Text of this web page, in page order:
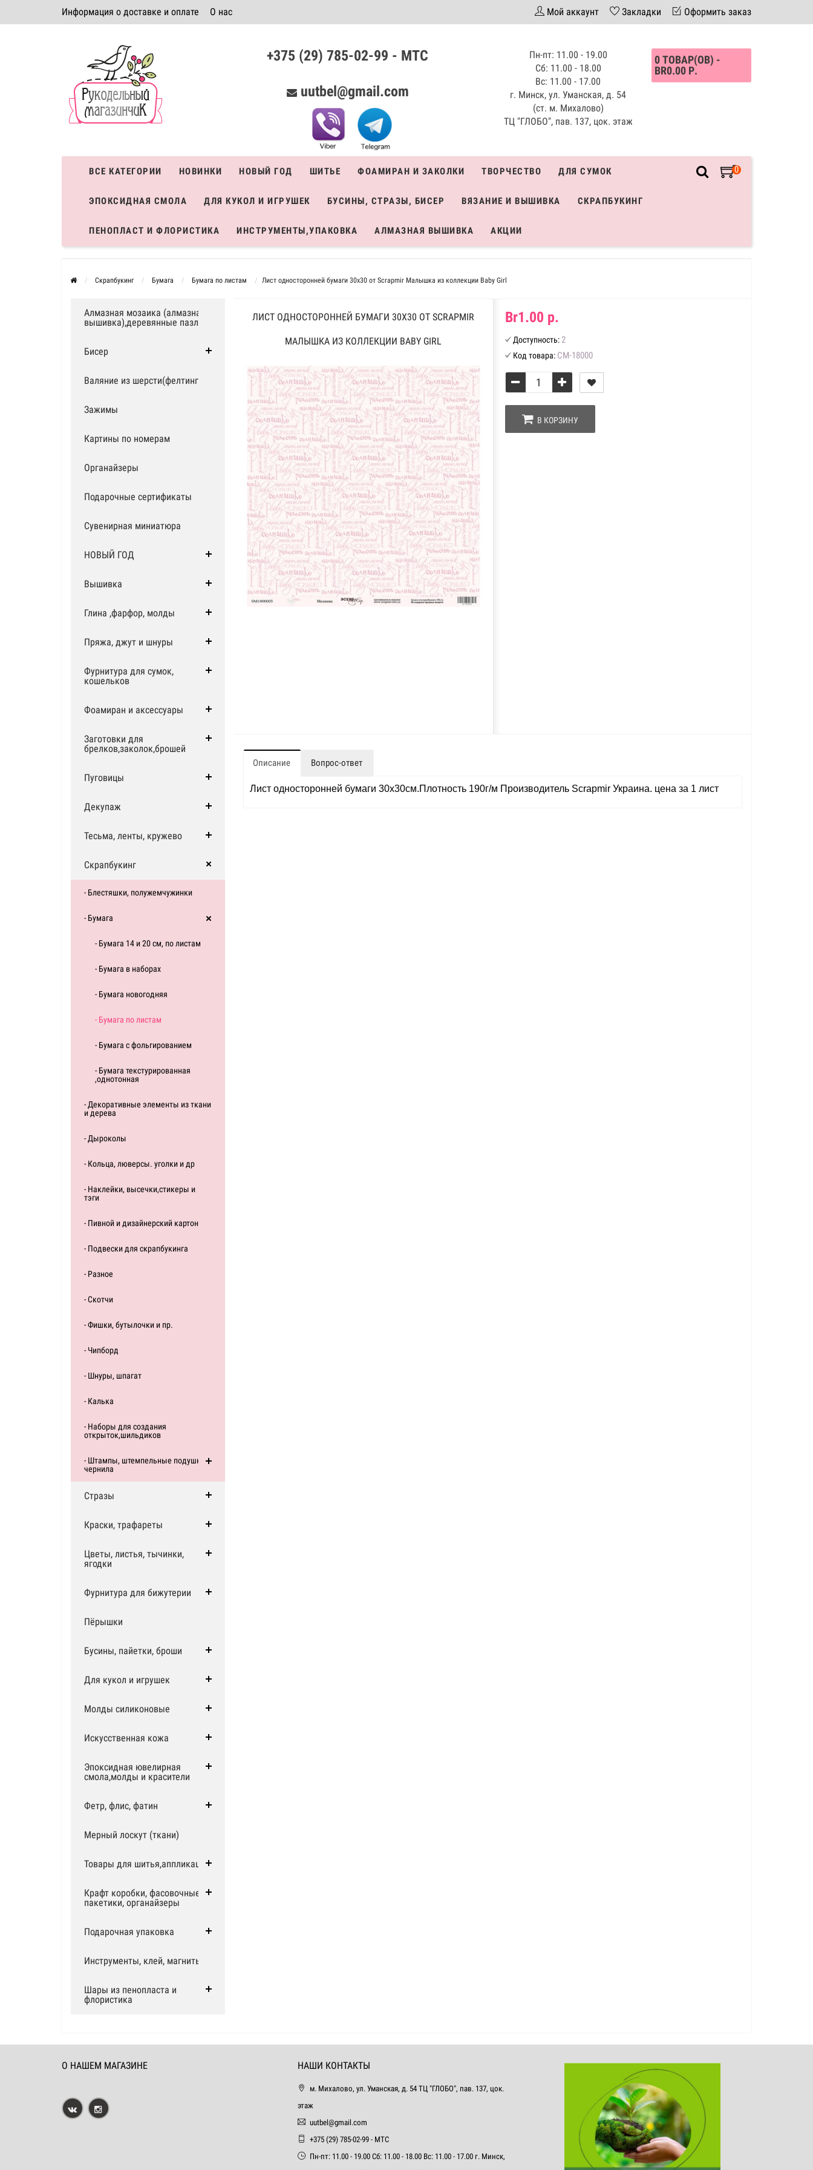
Информация о доставке и оплате О нас
Система скидок
Мой аккаунт Закладки Оформить заказ
+375 (29) 785-02-99 - МТС
uutbel@gmail.com
Пн-пт: 11.00 - 19.00
Сб: 11.00 - 18.00
Вс: 11.00 - 17.00
г. Минск, ул. Уманская, д. 54
(ст. м. Михалово)
ТЦ "ГЛОБО", пав. 137, цок. этаж
0 ТОВАР(ОВ) -
BR0.00 Р.
0
ВСЕ КАТЕГОРИИ НОВИНКИ НОВЫЙ ГОД ШИТЬЕ ФОАМИРАН И ЗАКОЛКИ ТВОРЧЕСТВО ДЛЯ СУМОК
ЭПОКСИДНАЯ СМОЛА ДЛЯ КУКОЛ И ИГРУШЕК БУСИНЫ, СТРАЗЫ, БИСЕР ВЯЗАНИЕ И ВЫШИВКА СКРАПБУКИНГ
ПЕНОПЛАСТ И ФЛОРИСТИКА ИНСТРУМЕНТЫ,УПАКОВКА АЛМАЗНАЯ ВЫШИВКА АКЦИИ
Скрапбукинг Бумага Бумага по листам Лист односторонней бумаги 30x30 от Scrapmir Малышка из коллекции Baby Girl
Алмазная мозаика (алмазная
вышивка),деревянные пазлы
Бисер
Валяние из шерсти(фелтинг)
Зажимы
Картины по номерам
Органайзеры
Подарочные сертификаты
Сувенирная миниатюра
НОВЫЙ ГОД
Вышивка
Глина ,фарфор, молды
Пряжа, джут и шнуры
Фурнитура для сумок,
кошельков
Фоамиран и аксессуары
Заготовки для
брелков,заколок,брошей
Пуговицы
Декупаж
Тесьма, ленты, кружево
Скрапбукинг
- Блестяшки, полужемчужинки
- Бумага
- Бумага 14 и 20 см, по листам
- Бумага в наборах
- Бумага новогодняя
- Бумага по листам
- Бумага с фольгированием
- Бумага текстурированная
,однотонная
- Декоративные элементы из ткани
и дерева
- Дыроколы
- Кольца, люверсы. уголки и др
- Наклейки, высечки,стикеры и
тэги
- Пивной и дизайнерский картон
- Подвески для скрапбукинга
- Разное
- Скотчи
- Фишки, бутылочки и пр.
- Чипборд
- Шнуры, шпагат
- Калька
- Наборы для создания
открыток,шильдиков
- Штампы, штемпельные подушки,
чернила
Стразы
Краски, трафареты
Цветы, листья, тычинки,
ягодки
Фурнитура для бижутерии
Пёрышки
Бусины, пайетки, броши
Для кукол и игрушек
Молды силиконовые
Искусственная кожа
Эпоксидная ювелирная
смола,молды и красители
Фетр, флис, фатин
Мерный лоскут (ткани)
Товары для шитья,аппликации
Крафт коробки, фасовочные
пакетики, органайзеры
Подарочная упаковка
Инструменты, клей, магниты
Шары из пенопласта и
флористика
ЛИСТ ОДНОСТОРОННЕЙ БУМАГИ 30X30 ОТ SCRAPMIR
МАЛЫШКА ИЗ КОЛЛЕКЦИИ BABY GIRL
Br1.00 р.
Доступность:2
Код товара: СМ-18000
В КОРЗИНУ
Описание Вопрос-ответ
Лист односторонней бумаги 30x30см.Плотность 190г/м Производитель Scrapmir Украина. цена за 1 лист
О НАШЕМ МАГАЗИНЕ НАШИ КОНТАКТЫ
м. Михалово, ул. Уманская, д. 54 ТЦ "ГЛОБО", пав. 137, цок.
этаж
uutbel@gmail.com
+375 (29) 785-02-99 - МТС
Пн-пт: 11.00 - 19.00 Сб: 11.00 - 18.00 Вс: 11.00 - 17.00 г. Минск,